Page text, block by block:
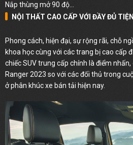
Nắp thùng mở 90 độ…
NỘI THẤT CAO CẤP VỚI ĐẦY ĐỦ
Phong cách, hiện đại, sự rộng rãi, chỗ
khoa học cùng với các trang bị cao cấp
chiếc SUV trung cấp chính là điểm
Ranger 2023 so với các đối thủ trong
ở phân khúc xe bán tải hiện nay.